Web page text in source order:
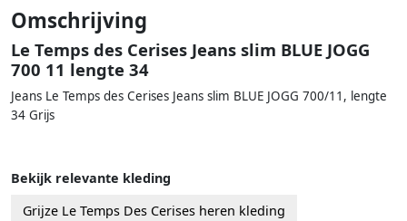
Omschrijving
Le Temps des Cerises Jeans slim BLUE JOGG
700 11 lengte 34
Jeans Le Temps des Cerises Jeans slim BLUE JOGG 700/11, lengte
34 Grijs
Bekijk relevante kleding
Grijze Le Temps Des Cerises heren kleding